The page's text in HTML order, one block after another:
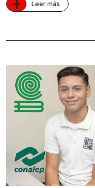
Leer más